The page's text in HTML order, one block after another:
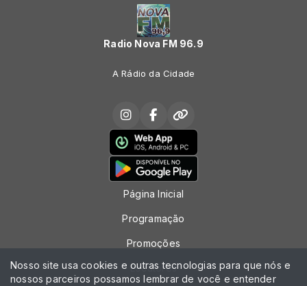
Radio Nova FM 96.9
A Rádio da Cidade
Página Inicial
Programação
Promoções
Locutores
Nosso site usa cookies e outras tecnologias para que nós e
nossos parceiros possamos lembrar de você e entender